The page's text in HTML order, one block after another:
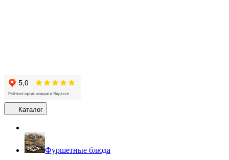
Каталог
Фуршетные блюда